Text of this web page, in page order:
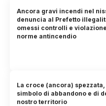
Ancora gravi incendi nel
denuncia al Prefetto
omessi controlli e
norme antincendio
La croce (ancora)
simbolo di abbandono e di
nostro territorio